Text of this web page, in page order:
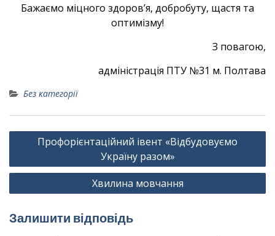
Бажаємо міцного здоров’я, добробуту, щастя та
оптимізму!
З повагою,
адміністрація ПТУ №31 м. Полтава
Без категорії
Навігація
записів
Профорієнтаційний івент «Відбудовуємо
Україну разом»
Хвилина мовчання
Залишити відповідь